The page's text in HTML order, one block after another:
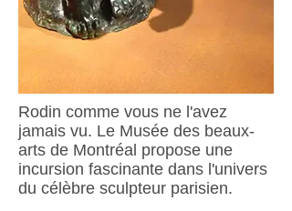
Rodin comme vous ne l'avez
jamais vu. Le Musée des beaux-
arts de Montréal propose une
incursion fascinante dans l'univers
du célèbre sculpteur parisien.